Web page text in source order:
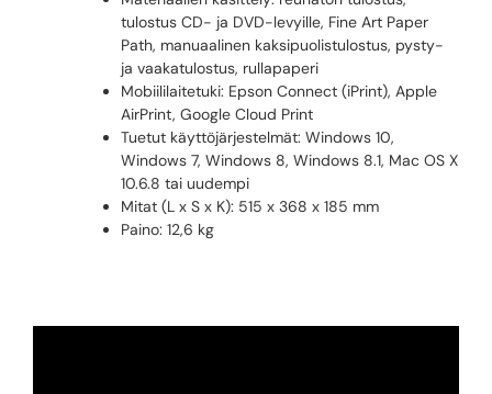
tulostus CD- ja DVD-levyille, Fine Art Paper
Path, manuaalinen kaksipuolistulostus, pysty-
ja vaakatulostus, rullapaperi
Mobiililaitetuki: Epson Connect (iPrint), Apple
AirPrint, Google Cloud Print
Tuetut käyttöjärjestelmät: Windows 10,
Windows 7, Windows 8, Windows 8.1, Mac OS X
10.6.8 tai uudempi
Mitat (L x S x K): 515 x 368 x 185 mm
Paino: 12,6 kg